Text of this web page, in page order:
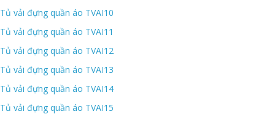
Tủ vải đựng quần áo TVAI10
Tủ vải đựng quần áo TVAI11
Tủ vải đựng quần áo TVAI12
Tủ vải đựng quần áo TVAI13
Tủ vải đựng quần áo TVAI14
Tủ vải đựng quần áo TVAI15